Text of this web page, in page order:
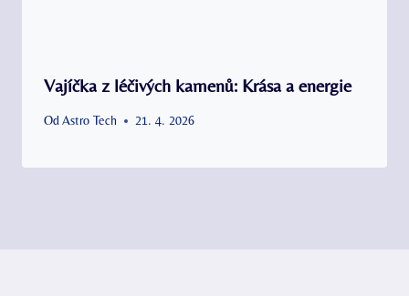
Vajíčka z léčivých kamenů: Krása a energie
Od Astro Tech 21. 4. 2026